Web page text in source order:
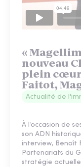
«
nouveau
plein cœur
Faitot,
Actualité de
À l’occasion de
son ADN
interview, Benoît
Partenariats du
stratégie